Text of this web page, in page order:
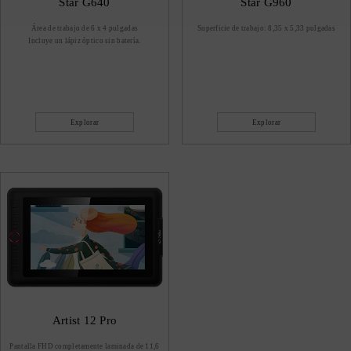
Área de trabajo de 6 x 4 pulgadas
Incluye un lápiz óptico sin batería.
Explorar
Superficie de trabajo: 8,35 x 5,33 pulgadas
Explorar
Artist 12 Pro
Pantalla FHD completamente laminada de 11,6